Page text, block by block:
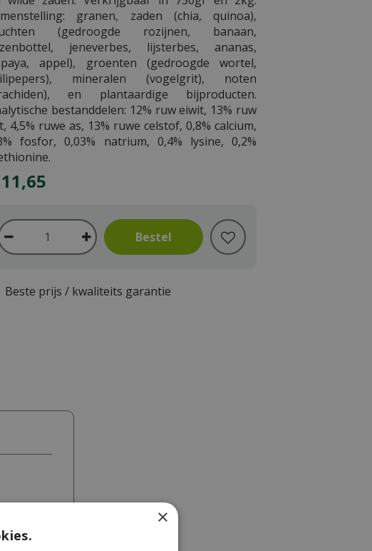
granen, zaden (chia, quinoa),
(gedroogde rozijnen, banaan,
jeneverbes, lijsterbes, ananas,
appel), groenten (gedroogde wortel,
mineralen (vogelgrit), noten
en plantaardige bijproducten.
bestanddelen: 12% ruw eiwit, 13% ruw
4,5% ruwe as, 13% ruwe celstof, 0,8% calcium,
fosfor, 0,03% natrium, 0,4% lysine, 0,2%
11,65
Beste prijs / kwaliteits garantie
×